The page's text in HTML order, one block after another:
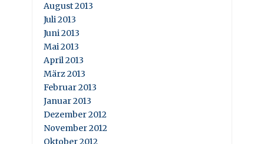
August 2013
Juli 2013
Juni 2013
Mai 2013
April 2013
März 2013
Februar 2013
Januar 2013
Dezember 2012
November 2012
Oktober 2012